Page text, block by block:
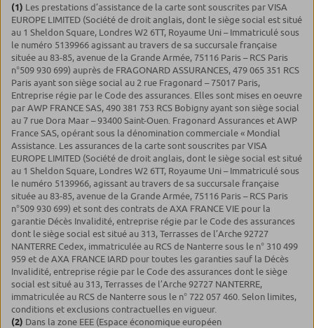
(1) Les prestations d’assistance de la carte sont souscrites par VISA
EUROPE LIMITED (Société de droit anglais, dont le siège social est situé
au 1 Sheldon Square, Londres W2 6TT, Royaume Uni – Immatriculé sous
le numéro 5139966 agissant au travers de sa succursale française
située au 83-85, avenue de la Grande Armée, 75116 Paris – RCS Paris
n°509 930 699) auprès de FRAGONARD ASSURANCES, 479 065 351 RCS
Paris ayant son siège social au 2 rue Fragonard – 75017 Paris,
Entreprise régie par le Code des assurances. Elles sont mises en oeuvre
par AWP FRANCE SAS, 490 381 753 RCS Bobigny ayant son siège social
au 7 rue Dora Maar – 93400 Saint-Ouen. Fragonard Assurances et AWP
France SAS, opérant sous la dénomination commerciale « Mondial
Assistance. Les assurances de la carte sont souscrites par VISA
EUROPE LIMITED (Société de droit anglais, dont le siège social est situé
au 1 Sheldon Square, Londres W2 6TT, Royaume Uni – Immatriculé sous
le numéro 5139966, agissant au travers de sa succursale française
située au 83-85, avenue de la Grande Armée, 75116 Paris – RCS Paris
n°509 930 699) et sont des contrats de AXA FRANCE VIE pour la
garantie Décès Invalidité, entreprise régie par le Code des assurances
dont le siège social est situé au 313, Terrasses de l’Arche 92727
NANTERRE Cedex, immatriculée au RCS de Nanterre sous le n° 310 499
959 et de AXA FRANCE IARD pour toutes les garanties sauf la Décès
Invalidité, entreprise régie par le Code des assurances dont le siège
social est situé au 313, Terrasses de l’Arche 92727 NANTERRE,
immatriculée au RCS de Nanterre sous le n° 722 057 460. Selon limites,
conditions et exclusions contractuelles en vigueur.
(2) Dans la zone EEE (Espace économique européen